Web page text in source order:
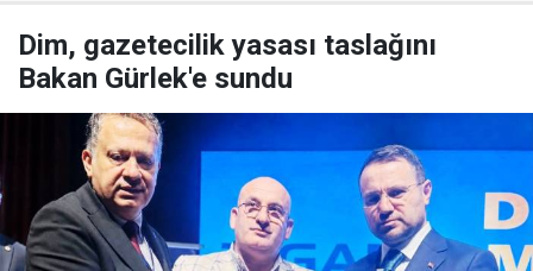
Dim, gazetecilik yasası taslağını
Bakan Gürlek'e sundu